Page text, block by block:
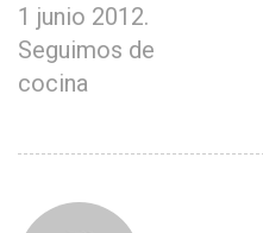
1 junio 2012.
Seguimos de
cocina